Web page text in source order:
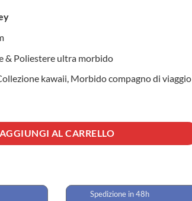
& Poliestere ultra morbido
kawaii, Morbido compagno di viaggio
quantità
AGGIUNGI AL CARRELLO
Spedizione in 48h